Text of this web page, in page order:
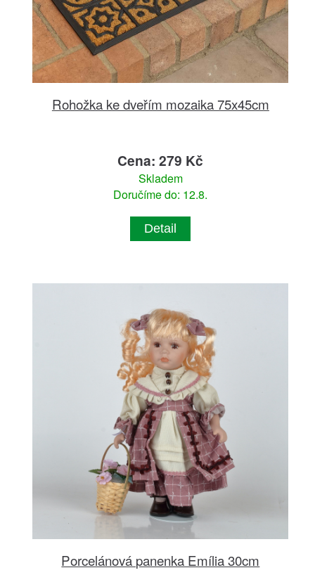
Rohožka ke dveřím mozaika 75x45cm
Cena: 279 Kč
Skladem
Doručíme do: 12.8.
Detail
Porcelánová panenka Emília 30cm